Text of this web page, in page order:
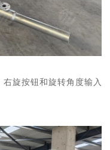
旋按钮和旋转角度输入